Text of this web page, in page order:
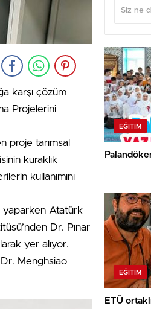
karşı çözüm
Projelerini
proje tarımsal
kuraklık
kullanımını
yaparken Atatürk
Dr. Pınar
yer alıyor.
Dr. Menghsiao
EĞITIM
EĞITIM
ETÜ